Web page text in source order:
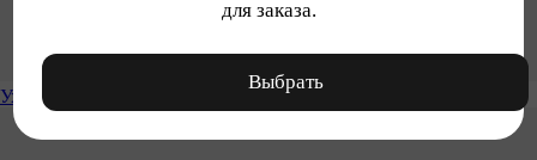
Уход
для заказа.
Выбрать